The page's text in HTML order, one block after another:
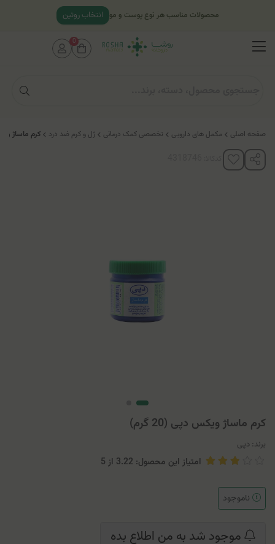
صفحه اصلی مکمل های دارویی تخصصی کمک درمانی ژل و کرم ضد درد کرم ماساژ ویکس
کرم ماساژ ویکس دپی (20 گرم)
برند: دپی
امتیاز این محصول: 3.22 از 5
ناموجود
موجود شد به من اطلاع بده
محصولات مناسب هر نوع پوست و مو انتخاب روتین
0